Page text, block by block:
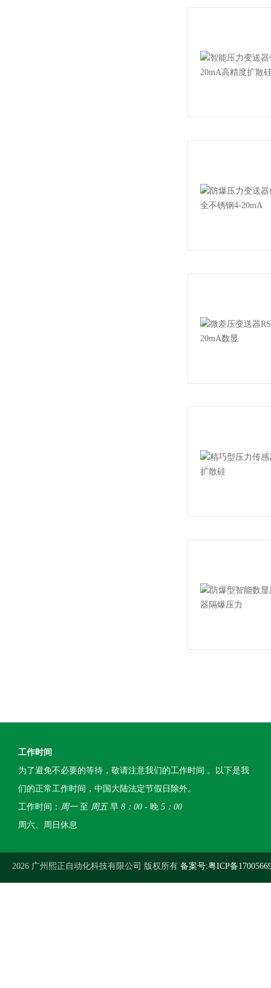
工作时间
为了避免不必要的等待，敬请注意我们的工作时间 。以下是我
们的正常工作时间，中国大陆法定节假日除外。
工作时间： 周一至 周五早 8：00 - 晚 5：00
周六、周日休息
2026 广州熙正自动化科技有限公司 版权所有 备案号:粤ICP备